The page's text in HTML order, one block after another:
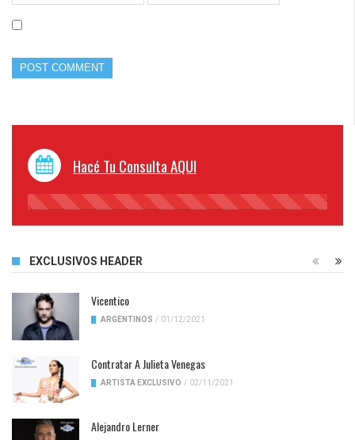
Hacé Tu Consulta AQUI
45%
EXCLUSIVOS HEADER
Vicentico
ARGENTINOS / 01/12/2021
Contratar A Julieta Venegas
ARTISTA EXCLUSIVO / 02/11/2021
Alejandro Lerner